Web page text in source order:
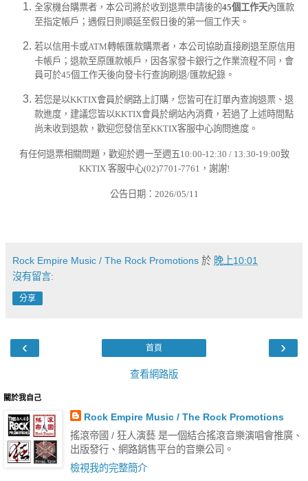
全家機台購票者，本公司將於收到退票申請後的45個工作天內匯款
至指定帳戶；遇假日則順延至假日後的第一個工作天。
若以信用卡或ATM轉帳匯款購票者，本公司協助直接刷退至原信用
卡帳戶；退款至原匯款帳戶，因各家發卡銀行之作業流程不同，會
員可於45個工作天後向發卡行查詢刷退/匯款紀錄。
若您是以KKTIX會員於網路上訂購，您皆可在訂單內查詢退票、退
款進度，建議您皆以KKTIX會員於網站內消費，若過了上述時間點
尚未收到退款，歡迎您發信至KKTIX客服中心詢問進度。
有任何退票相關問題，歡迎於週一至週五10:00-12:30 / 13:30-19:00致
KKTIX 客服中心(02)7701-7761 ，謝謝!
公告日期： 2026/05/11
Rock Empire Music / The Rock Promotions 於 晚上10:01
沒有留言:
分享
‹ ›
首頁
查看網路版
關於我自己
Rock Empire Music / The Rock Promotions
搖滾帝國 / 狂人演藝 是一個結合搖滾音樂演唱會推廣、
出版發行、網路銷售平台的音樂公司。
檢視我的完整簡介